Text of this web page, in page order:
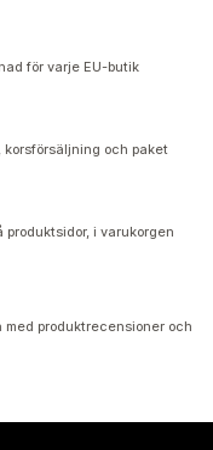
för varje EU-butik
och paket
i varukorgen
produktrecensioner och